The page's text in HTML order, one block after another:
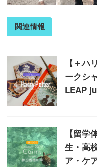
関連情報
【＋
ークシ
LEAP
【留学
生・高
ア・ケ